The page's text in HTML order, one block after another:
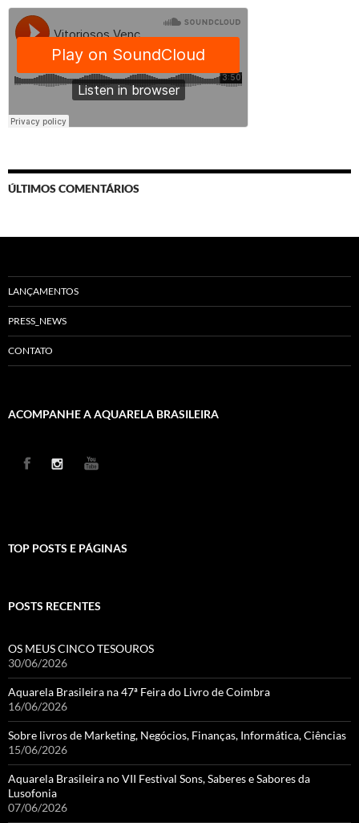
ÚLTIMOS COMENTÁRIOS
LANÇAMENTOS
PRESS_NEWS
CONTATO
ACOMPANHE A AQUARELA BRASILEIRA
TOP POSTS E PÁGINAS
POSTS RECENTES
OS MEUS CINCO TESOUROS
30/06/2026
Aquarela Brasileira na 47ª Feira do Livro de Coimbra
16/06/2026
Sobre livros de Marketing, Negócios, Finanças, Informática, Ciências
15/06/2026
Aquarela Brasileira no VII Festival Sons, Saberes e Sabores da
Lusofonia
07/06/2026